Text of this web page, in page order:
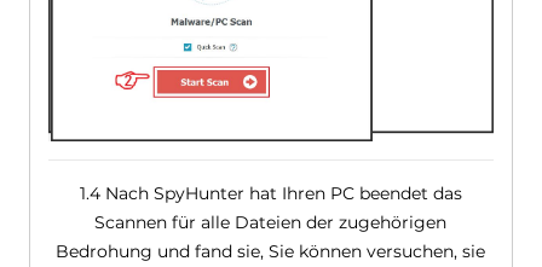
1.4 Nach SpyHunter hat Ihren PC beendet das
Scannen für alle Dateien der zugehörigen
Bedrohung und fand sie, Sie können versuchen, sie